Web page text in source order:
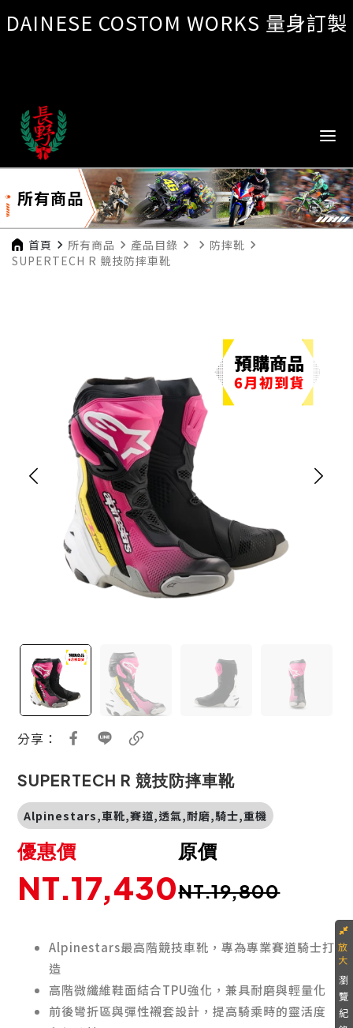
DAINESE COSTOM WORKS 量身訂製
所有商品
首頁 navigate_next 所有商品 navigate_next 產品目錄 navigate_next navigate_next 防摔靴 navigate_next
SUPERTECH R 競技防摔車靴
分享：
SUPERTECH R 競技防摔車靴
Alpinestars,車靴,賽道,透氣,耐磨,騎士,重機
原價
NT.19,800
優惠價
NT.17,430
Alpinestars最高階競技車靴，專為專業賽道騎士打
造
高階微纖維鞋面結合TPU強化，兼具耐磨與輕量化
前後彎折區與彈性襯套設計，提高騎乘時的靈活度
瀏
覽
紀